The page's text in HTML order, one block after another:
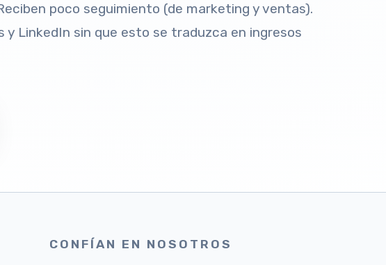
poco seguimiento (de marketing y ventas).
y LinkedIn sin que esto se traduzca en ingresos
CONFÍAN EN NOSOTROS